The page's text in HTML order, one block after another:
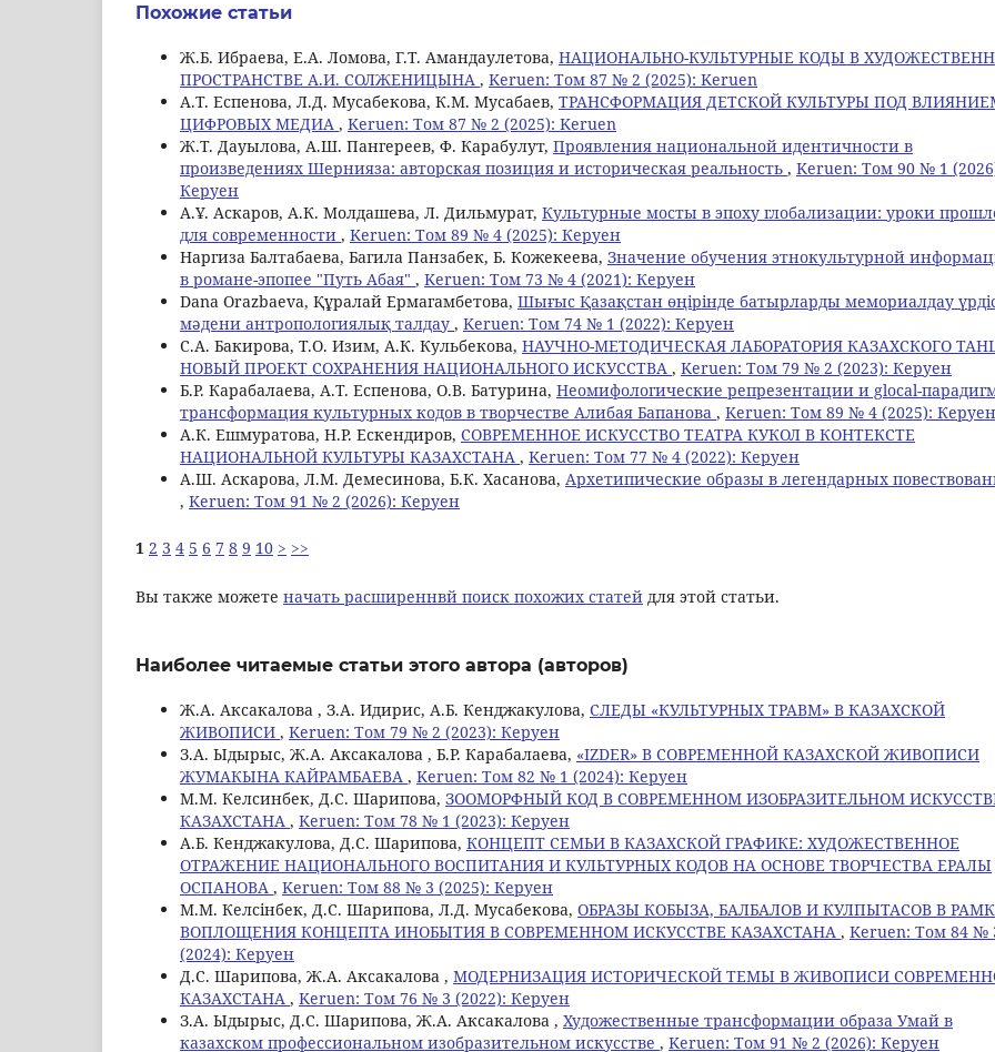
Похожие статьи
Ж.Б. Ибраева, E.A. Ломова, Г.Т. Амандaулетова, НАЦИОНАЛЬНО-КУЛЬТУРНЫЕ КОДЫ В
ПРОСТРАНСТВЕ А.И. СОЛЖЕНИЦЫНА , Keruen: Том 87 № 2 (2025): Keruen
А.Т. Еспенова, Л.Д. Мусабекова, К.М. Мусабаев, ТРАНСФОРМАЦИЯ ДЕТСКОЙ КУЛЬТУРЫ ПОД
ЦИФРОВЫХ МЕДИА , Keruen: Том 87 № 2 (2025): Keruen
Ж.Т. Дауылова, А.Ш. Пангереев, Ф. Карабулут, Проявления национальной идентичности в
произведениях Шернияза: авторская позиция и историческая реальность , Keruen: Том 90 № 1
Керуен
А.Ұ. Аскаров, А.К. Молдашева, Л. Дильмурат, Культурные мосты в эпоху глобализации: уроки
для современности , Keruen: Том 89 № 4 (2025): Керуен
Наргиза Балтабаева, Багила Панзабек, Б. Кожекеева, Значение обучения этнокультурной
в романе-эпопее "Путь Абая" , Keruen: Том 73 № 4 (2021): Керуен
Dana Orazbaeva, Құралай Ермагамбетова, Шығыс Қазақстан өңірінде батырларды мемориалдау
мәдени антропологиялық талдау , Keruen: Том 74 № 1 (2022): Керуен
С.A. Бакирова, Т.О. Изим, А.К. Кульбекова, НАУЧНО-МЕТОДИЧЕСКАЯ ЛАБОРАТОРИЯ КАЗАХСКОГО
НОВЫЙ ПРОЕКТ СОХРАНЕНИЯ НАЦИОНАЛЬНОГО ИСКУССТВА , Keruen: Том 79 № 2 (2023): Керуен
Б.Р. Карабалаева, A.T. Еспенова, O.B. Батурина, Неомифологические репрезентации и glocal-
трансформация культурных кодов в творчестве Алибая Бапанова , Keruen: Том 89 № 4 (2025): Керуен
А.К. Ешмуратова, Н.Р. Ескендиров, СОВРЕМЕННОЕ ИСКУССТВО ТЕАТРА КУКОЛ В КОНТЕКСТЕ
НАЦИОНАЛЬНОЙ КУЛЬТУРЫ КАЗАХСТАНА , Keruen: Том 77 № 4 (2022): Керуен
А.Ш. Аскарова, Л.М. Демесинова, Б.К. Хасанова, Архетипические образы в легендарных
, Keruen: Том 91 № 2 (2026): Керуен
1 2 3 4 5 6 7 8 9 10 > >>
Вы также можете начать расширеннвй поиск похожих статей для этой статьи.
Наиболее читаемые статьи этого автора (авторов)
Ж.А. Аксакалова , З.А. Идирис, А.Б. Кенджакулова, СЛЕДЫ «КУЛЬТУРНЫХ ТРАВМ» В КАЗАХСКОЙ
ЖИВОПИСИ , Keruen: Том 79 № 2 (2023): Керуен
З.А. Ыдырыс, Ж.А. Аксакалова , Б.Р. Карабалаева, «IZDER» В СОВРЕМЕННОЙ КАЗАХСКОЙ ЖИВОПИСИ
ЖУМАКЫНА КАЙРАМБАЕВА , Keruen: Том 82 № 1 (2024): Керуен
М.М. Келсинбек, Д.С. Шарипова, ЗООМОРФНЫЙ КОД В СОВРЕМЕННОМ ИЗОБРАЗИТЕЛЬНОМ
КАЗАХСТАНА , Keruen: Том 78 № 1 (2023): Керуен
А.Б. Кенджакулова, Д.С. Шарипова, КОНЦЕПТ СЕМЬИ В КАЗАХСКОЙ ГРАФИКЕ: ХУДОЖЕСТВЕННОЕ
ОТРАЖЕНИЕ НАЦИОНАЛЬНОГО ВОСПИТАНИЯ И КУЛЬТУРНЫХ КОДОВ НА ОСНОВЕ ТВОРЧЕСТВА ЕРАЛЫ
ОСПАНОВА , Keruen: Том 88 № 3 (2025): Керуен
М.М. Келсінбек, Д.С. Шарипова, Л.Д. Мусабекова, ОБРАЗЫ КОБЫЗА, БАЛБАЛОВ И КУЛПЫТАСОВ В
ВОПЛОЩЕНИЯ КОНЦЕПТА ИНОБЫТИЯ В СОВРЕМЕННОМ ИСКУССТВЕ КАЗАХСТАНА , Keruen: Том 84 №
(2024): Керуен
Д.С. Шарипова, Ж.А. Аксакалова , МОДЕРНИЗАЦИЯ ИСТОРИЧЕСКОЙ ТЕМЫ В ЖИВОПИСИ
КАЗАХСТАНА , Keruen: Том 76 № 3 (2022): Керуен
З.А. Ыдырыс, Д.С. Шарипова, Ж.А. Аксакалова , Художественные трансформации образа Умай в
казахском профессиональном изобразительном искусстве , Keruen: Том 91 № 2 (2026): Керуен